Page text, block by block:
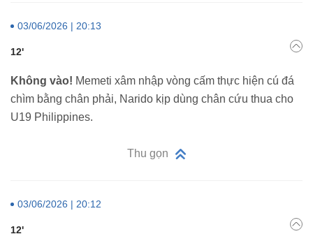
03/06/2026 | 20:13
12'
Không vào! Memeti xâm nhập vòng cấm thực hiện cú đá
chìm bằng chân phải, Narido kịp dùng chân cứu thua cho
U19 Philippines.
Thu gọn
03/06/2026 | 20:12
12'